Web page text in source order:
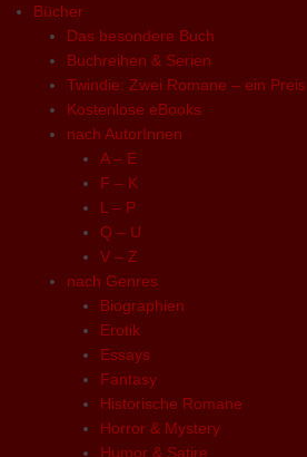
Bücher
Das besondere Buch
Buchreihen & Serien
Twindie: Zwei Romane – ein Preis
Kostenlose eBooks
nach AutorInnen
A – E
F – K
L – P
Q – U
V – Z
nach Genres
Biographien
Erotik
Essays
Fantasy
Historische Romane
Horror & Mystery
Humor & Satire